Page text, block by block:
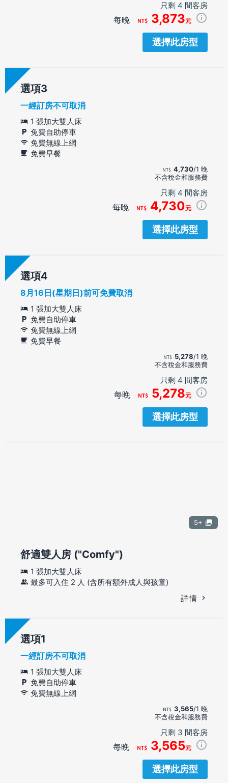
只剩 4 間客房
每晚 3,873元
選擇此房型
選項
一經訂房不可取消
1 張加大雙人床
免費自助停車
免費無線上網
免費早餐
4,730/1 晚
不含稅金和服務費
只剩 4 間客房
每晚 4,730元
選擇此房型
選項
8月16日(星期日)前可免費取消
1 張加大雙人床
免費自助停車
免費無線上網
免費早餐
5,278/1 晚
不含稅金和服務費
只剩 4 間客房
每晚 5,278元
選擇此房型
5+
舒適雙人房 ("Comfy")
1 張加大雙人床
最多可入住 2 人 (含所有額外成人與孩童)
詳情
選項
一經訂房不可取消
1 張加大雙人床
免費自助停車
免費無線上網
3,565/1 晚
不含稅金和服務費
只剩 3 間客房
每晚 3,565元
選擇此房型